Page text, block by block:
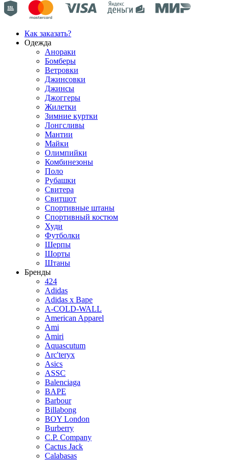
Как заказать?
Одежда
Анораки
Бомберы
Ветровки
Джинсовки
Джинсы
Джоггеры
Жилетки
Зимние куртки
Лонгсливы
Мантии
Майки
Олимпийки
Комбинезоны
Поло
Рубашки
Свитера
Свитшот
Спортивные штаны
Спортивный костюм
Худи
Футболки
Шерпы
Шорты
Штаны
Бренды
424
Adidas
Adidas x Bape
A-COLD-WALL
American Apparel
Ami
Amiri
Aquascutum
Arc'teryx
Asics
ASSC
Balenciaga
BAPE
Barbour
Billabong
BOY London
Burberry
C.P. Company
Cactus Jack
Calabasas